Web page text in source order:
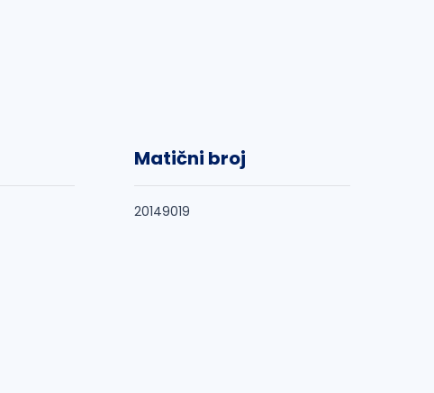
Matični broj
20149019